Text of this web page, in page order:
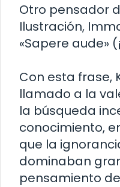
Otro pensador
Ilustración,
«Sapere aude»
Con esta frase,
llamado a la
la búsqueda
conocimiento,
que la
dominaban
pensamiento